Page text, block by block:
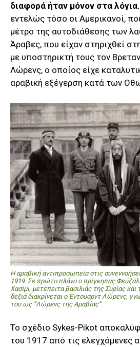
διαφορά ήταν μόνον στα λόγια.
εντελώς τόσο οι Αμερικανοί,
μέτρο της αυτοδιάθεσης των
Άραβες, που είχαν στηριχθεί
με υποστηρικτή τους τον
Λώρενς, ο οποίος είχε
αραβική εξέγερση κατά των
Η αραβική αντιπροσωπεία στις
1919. Σε πρώτο πλάνο ο πρίγκηπας Φεϋζάλ
Χασίμι, μετέπειτα βασιλιάς της Συρίας
δεξιά διακρίνεται ο Έντουαρντ Λώρενς,
του ως “Λώρενς της Αραβίας”.
Το σχέδιο Sykes-Pikot
του 1917 από τις ελεγχόμενες